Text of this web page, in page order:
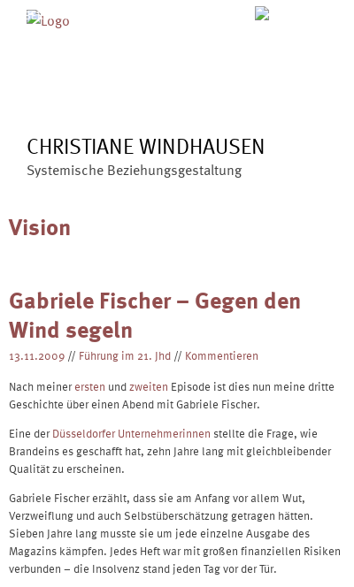
CHRISTIANE WINDHAUSEN
Systemische Beziehungsgestaltung
ÜBER MICH
Vision
Gabriele Fischer – Gegen den
Wind segeln
13.11.2009 // Führung im 21. Jhd // Kommentieren
Nach meinerersten undzweiten Episode ist dies nun meine dritte
Geschichte über einen Abend mit Gabriele Fischer.
Eine derDüsseldorfer Unternehmerinnen stellte die Frage, wie
Brandeins es geschafft hat, zehn Jahre lang mit gleichbleibender
Qualität zu erscheinen.
Gabriele Fischer erzählt, dass sie am Anfang vor allem Wut,
Verzweiflung und auch Selbstüberschätzung getragen hätten.
Sieben Jahre lang musste sie um jede einzelne Ausgabe des
Magazins kämpfen. Jedes Heft war mit großen finanziellen Risiken
verbunden – die Insolvenz stand jeden Tag vor der Tür.